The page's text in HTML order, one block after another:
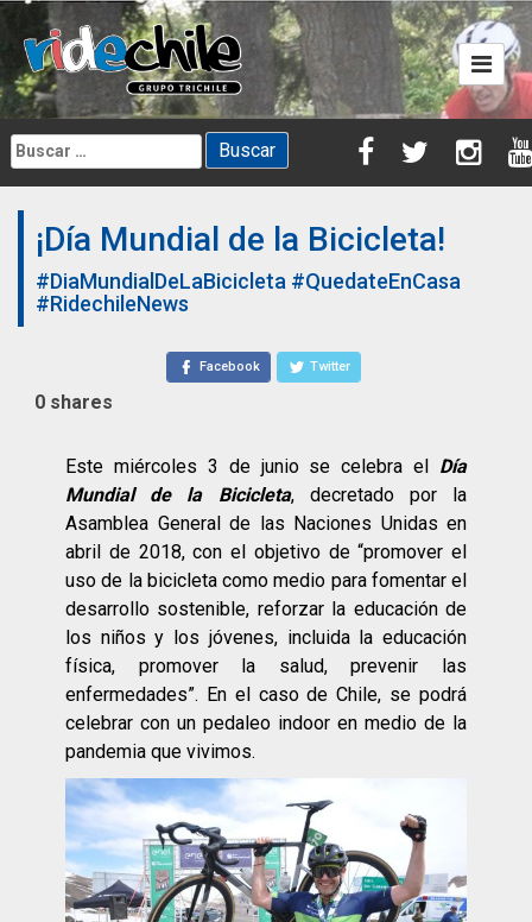
Skip
content
Buscar:
¡Día Mundial de la Bicicleta!
#DiaMundialDeLaBicicleta #QuedateEnCasa
#RidechileNews
Facebook Twitter
0 shares
Este miércoles 3 de junio se celebra el Día
Mundial de la Bicicleta, decretado por la
Asamblea General de las Naciones Unidas en
abril de 2018, con el objetivo de “promover el
uso de la bicicleta como medio para fomentar el
desarrollo sostenible, reforzar la educación de
los niños y los jóvenes, incluida la educación
física, promover la salud, prevenir las
enfermedades”. En el caso de Chile, se podrá
celebrar con un pedaleo indoor en medio de la
pandemia que vivimos.